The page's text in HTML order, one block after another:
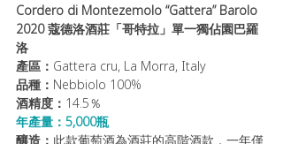
Cordero di Montezemolo “Gattera” Barolo
2020 蔻德洛酒莊「哥特拉」單一獨佔園巴羅
洛
產區： Gattera cru, La Morra, Italy
品種： Nebbiolo 100%
酒精度： 14.5％
年產量：5,000瓶
釀造： 此款葡萄酒為酒莊的高階酒款，一年僅